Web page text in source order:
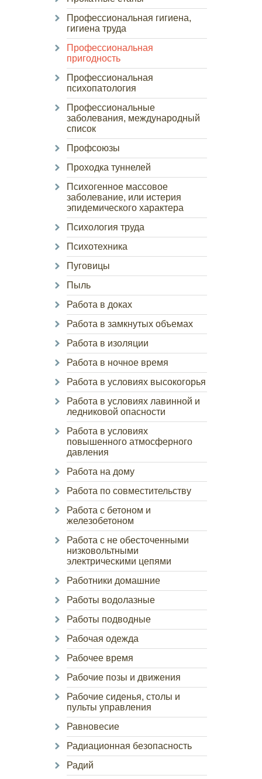
Профессиональная гигиена,
гигиена труда
Профессиональная
пригодность
Профессиональная
психопатология
Профессиональные
заболевания, международный
список
Профсоюзы
Проходка туннелей
Психогенное массовое
заболевание, или истерия
эпидемического характера
Психология труда
Психотехника
Пуговицы
Пыль
Работа в доках
Работа в замкнутых объемах
Работа в изоляции
Работа в ночное время
Работа в условиях высокогорья
Работа в условиях лавинной и
ледниковой опасности
Работа в условиях
повышенного атмосферного
давления
Работа на дому
Работа по совместительству
Работа с бетоном и
железобетоном
Работа с не обесточенными
низковольтными
электрическими цепями
Работники домашние
Работы водолазные
Работы подводные
Рабочая одежда
Рабочее время
Рабочие позы и движения
Рабочие сиденья, столы и
пульты управления
Равновесие
Радиационная безопасность
Радий